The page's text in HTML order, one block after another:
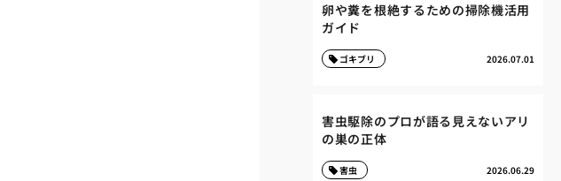
卵や糞を根絶するための掃除機活用
ガイド
2026.07.01
ゴキブリ
害虫駆除のプロが語る見えないアリ
の巣の正体
2026.06.29
害虫